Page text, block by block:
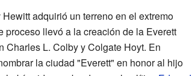
adquirió un terreno en el extremo
proceso llevó a la creación de la Everett
Charles L. Colby y Colgate Hoyt. En
la ciudad "Everett" en honor al hijo